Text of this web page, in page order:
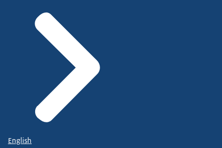
English